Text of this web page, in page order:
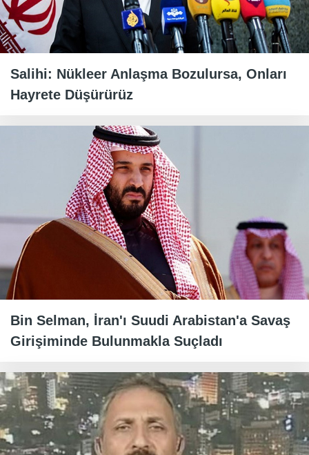
Salihi: Nükleer Anlaşma Bozulursa, Onları
Hayrete Düşürürüz
Bin Selman, İran'ı Suudi Arabistan'a Savaş
Girişiminde Bulunmakla Suçladı